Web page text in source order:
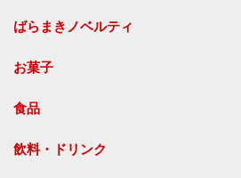
ばらまきノベルティ
お菓子
食品
飲料・ドリンク